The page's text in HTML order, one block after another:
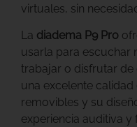
virtuales, sin
La diadema P9 Pro
usarla para escuchar
trabajar o disfrutar
una excelente
removibles y su
experiencia auditiva y